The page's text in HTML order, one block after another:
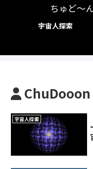
ちゅど～
宇宙人探索
ChuDooon
宇宙人探索